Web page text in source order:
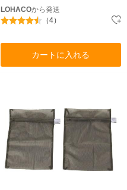
LOHACOから発送
（4）
カートに入れる